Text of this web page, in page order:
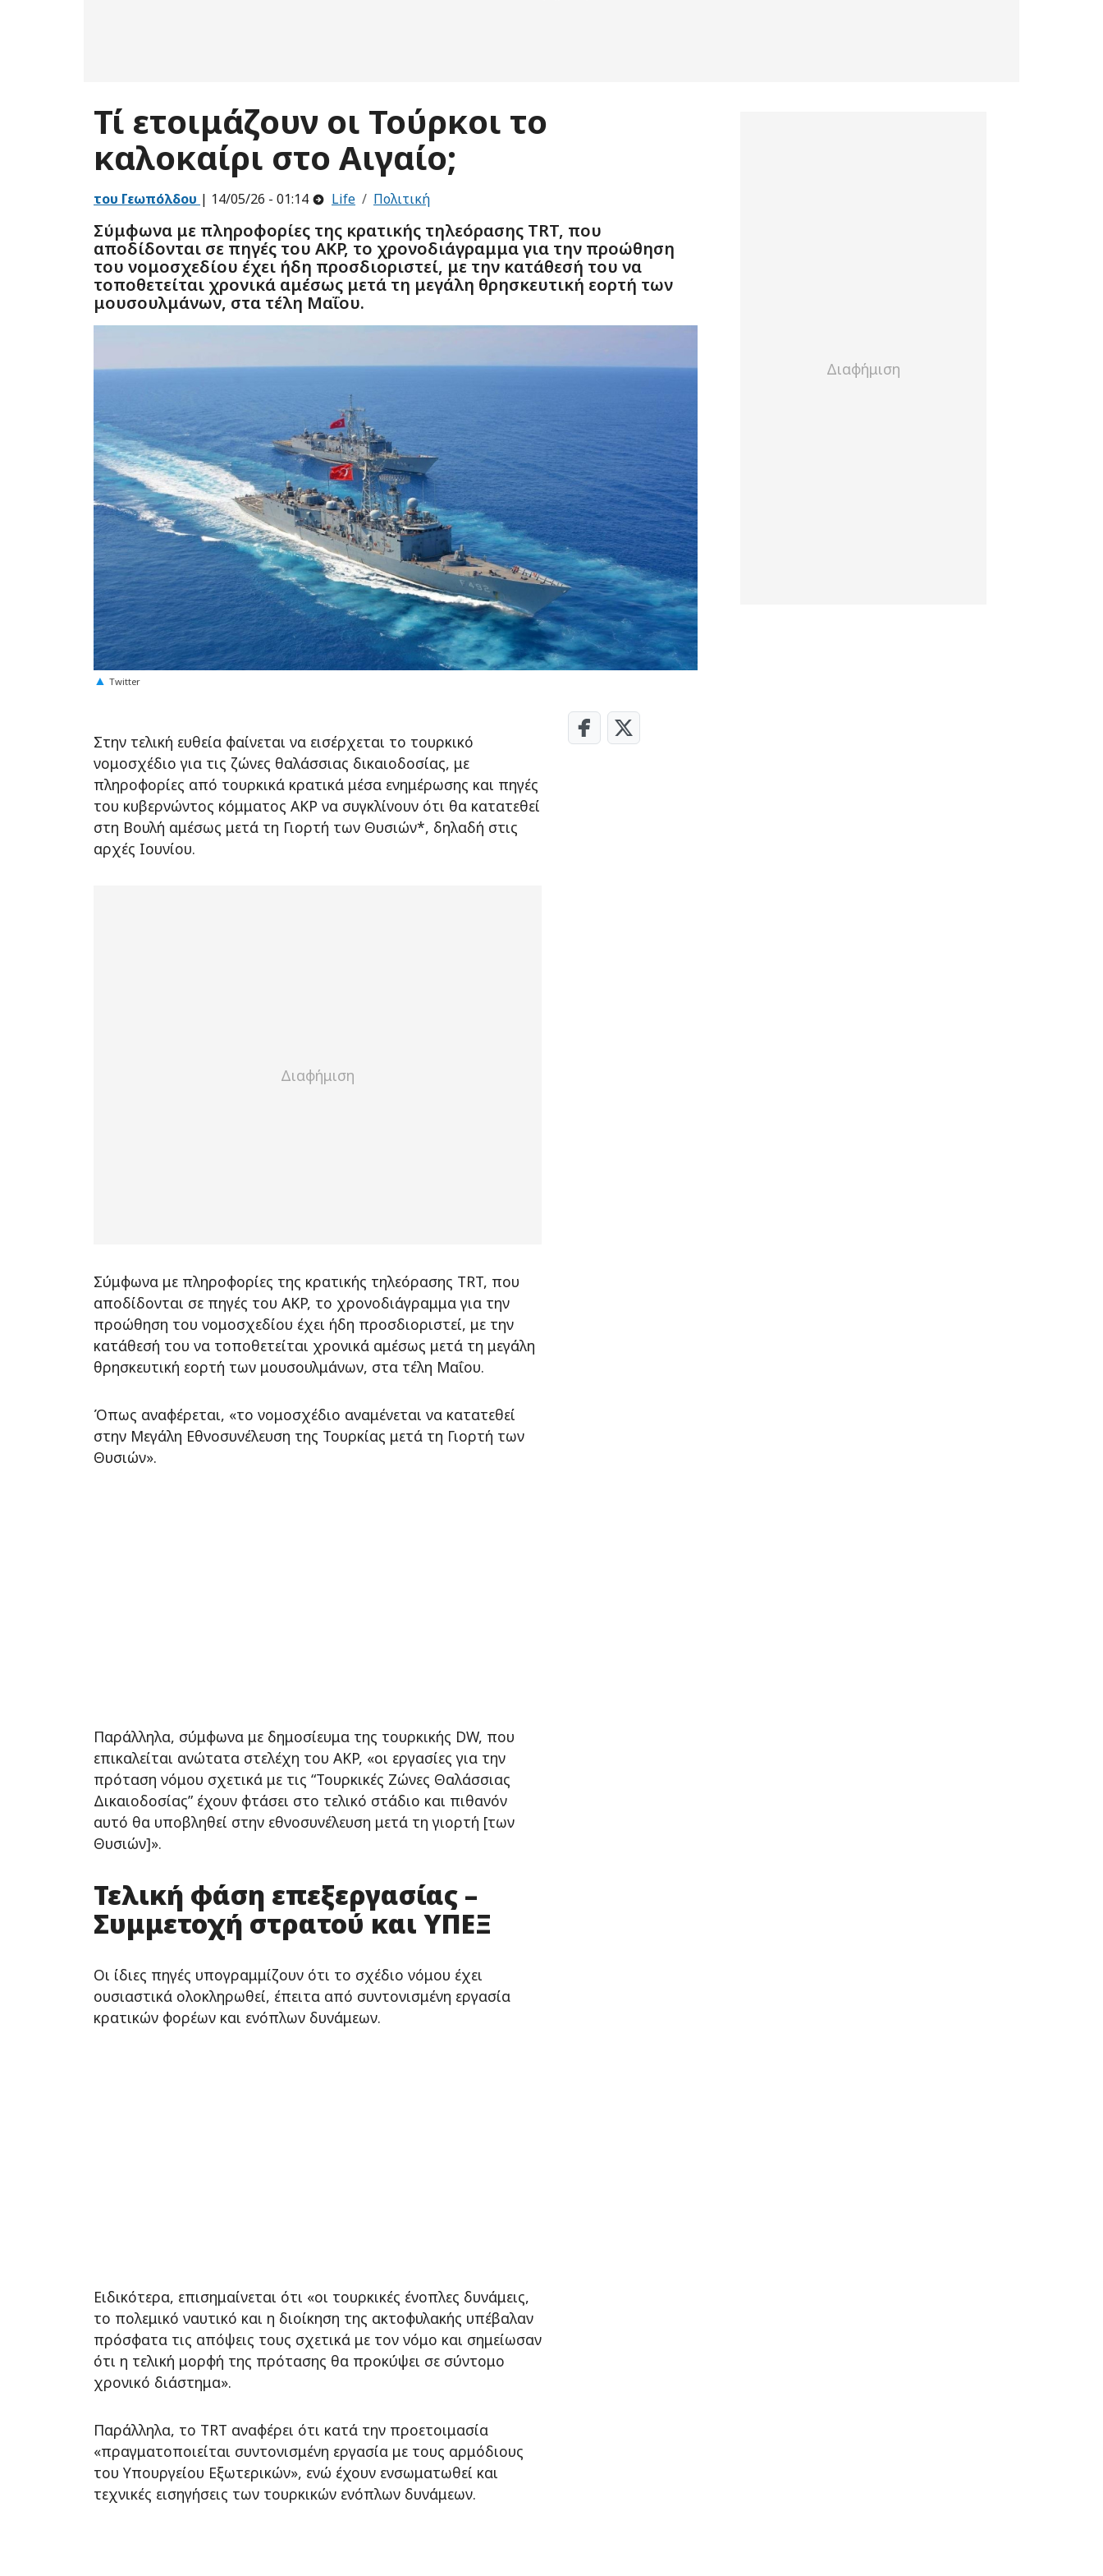
Τί ετοιμάζουν οι Τούρκοι το
καλοκαίρι στο Αιγαίο;
του Γεωπόλδου | 14/05/26 - 01:14 Life Πολιτική
Σύμφωνα με πληροφορίες της κρατικής τηλεόρασης TRT, που
αποδίδονται σε πηγές του AKP, το χρονοδιάγραμμα για την προώθηση
του νομοσχεδίου έχει ήδη προσδιοριστεί, με την κατάθεσή του να
τοποθετείται χρονικά αμέσως μετά τη μεγάλη θρησκευτική εορτή των
μουσουλμάνων, στα τέλη Μαΐου.
Twitter
Στην τελική ευθεία φαίνεται να εισέρχεται το τουρκικό
νομοσχέδιο για τις ζώνες θαλάσσιας δικαιοδοσίας, με
πληροφορίες από τουρκικά κρατικά μέσα ενημέρωσης και πηγές
του κυβερνώντος κόμματος AKP να συγκλίνουν ότι θα κατατεθεί
στη Βουλή αμέσως μετά τη Γιορτή των Θυσιών*, δηλαδή στις
αρχές Ιουνίου.
Σύμφωνα με πληροφορίες της κρατικής τηλεόρασης TRT, που
αποδίδονται σε πηγές του AKP, το χρονοδιάγραμμα για την
προώθηση του νομοσχεδίου έχει ήδη προσδιοριστεί, με την
κατάθεσή του να τοποθετείται χρονικά αμέσως μετά τη μεγάλη
θρησκευτική εορτή των μουσουλμάνων, στα τέλη Μαΐου.
Όπως αναφέρεται, «το νομοσχέδιο αναμένεται να κατατεθεί
στην Μεγάλη Εθνοσυνέλευση της Τουρκίας μετά τη Γιορτή των
Θυσιών».
Παράλληλα, σύμφωνα με δημοσίευμα της τουρκικής DW, που
επικαλείται ανώτατα στελέχη του AKP, «οι εργασίες για την
πρόταση νόμου σχετικά με τις “Τουρκικές Ζώνες Θαλάσσιας
Δικαιοδοσίας” έχουν φτάσει στο τελικό στάδιο και πιθανόν
αυτό θα υποβληθεί στην εθνοσυνέλευση μετά τη γιορτή [των
Θυσιών]».
Τελική φάση επεξεργασίας –
Συμμετοχή στρατού και ΥΠΕΞ
Οι ίδιες πηγές υπογραμμίζουν ότι το σχέδιο νόμου έχει
ουσιαστικά ολοκληρωθεί, έπειτα από συντονισμένη εργασία
κρατικών φορέων και ενόπλων δυνάμεων.
Ειδικότερα, επισημαίνεται ότι «οι τουρκικές ένοπλες δυνάμεις,
το πολεμικό ναυτικό και η διοίκηση της ακτοφυλακής υπέβαλαν
πρόσφατα τις απόψεις τους σχετικά με τον νόμο και σημείωσαν
ότι η τελική μορφή της πρότασης θα προκύψει σε σύντομο
χρονικό διάστημα».
Παράλληλα, το TRT αναφέρει ότι κατά την προετοιμασία
«πραγματοποιείται συντονισμένη εργασία με τους αρμόδιους
του Υπουργείου Εξωτερικών», ενώ έχουν ενσωματωθεί και
τεχνικές εισηγήσεις των τουρκικών ενόπλων δυνάμεων.